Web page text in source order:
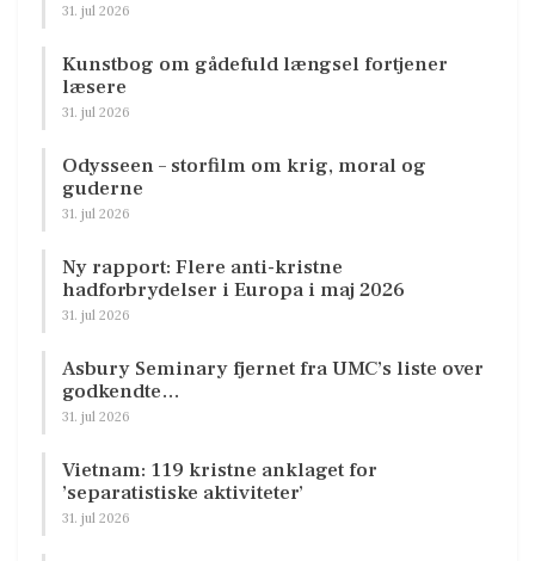
31. jul 2026
Kunstbog om gådefuld længsel fortjener
læsere
31. jul 2026
Odysseen – storfilm om krig, moral og
guderne
31. jul 2026
Ny rapport: Flere anti-kristne
hadforbrydelser i Europa i maj 2026
31. jul 2026
Asbury Seminary fjernet fra UMC’s liste over
godkendte…
31. jul 2026
Vietnam: 119 kristne anklaget for
’separatistiske aktiviteter’
31. jul 2026